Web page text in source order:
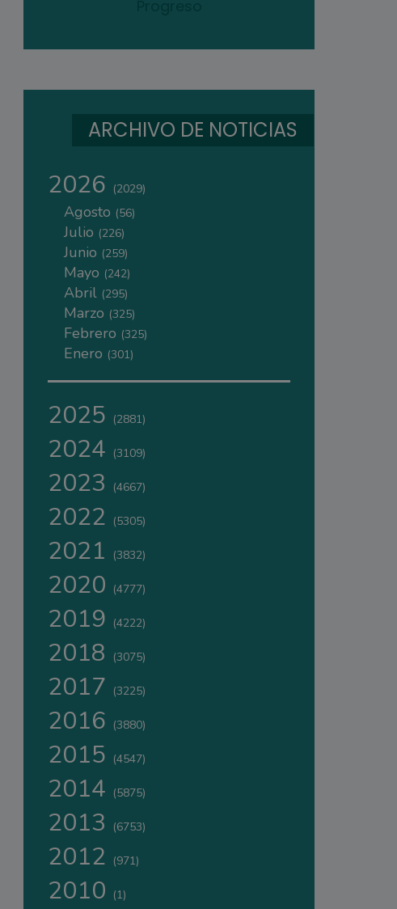
ARCHIVO DE NOTICIAS
2026 (2029)
Agosto (56)
Julio (226)
Junio (259)
Mayo (242)
Abril (295)
Marzo (325)
Febrero (325)
Enero (301)
2025 (2881)
2024 (3109)
2023 (4667)
2022 (5305)
2021 (3832)
2020 (4777)
2019 (4222)
2018 (3075)
2017 (3225)
2016 (3880)
2015 (4547)
2014 (5875)
2013 (6753)
2012 (971)
2010 (1)